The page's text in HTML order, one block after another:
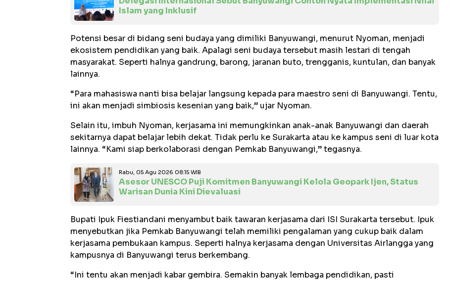
Islam yang Inklusif
Potensi besar di bidang seni budaya yang dimiliki Banyuwangi, menurut Nyoman, menjadi
ekosistem pendidikan yang baik. Apalagi seni budaya tersebut masih lestari di tengah
masyarakat. Seperti halnya gandrung, barong, jaranan buto, trengganis, kuntulan, dan banyak
lainnya.
“Para mahasiswa nanti bisa belajar langsung kepada para maestro seni di Banyuwangi. Tentu,
ini akan menjadi simbiosis kesenian yang baik,” ujar Nyoman.
Selain itu, imbuh Nyoman, kerjasama ini memungkinkan anak-anak Banyuwangi dan daerah
sekitarnya dapat belajar lebih dekat. Tidak perlu ke Surakarta atau ke kampus seni di luar kota
lainnya. “Kami siap berkolaborasi dengan Pemkab Banyuwangi,” tegasnya.
Rabu, 05 Agu 2026 08:15 WIB
Asesor UNESCO Puji Komitmen Banyuwangi Kelola Geopark Ijen, Status
Warisan Dunia Kini Dievaluasi
Bupati Ipuk Fiestiandani menyambut baik tawaran kerjasama dari ISI Surakarta tersebut. Ipuk
menyebutkan jika Pemkab Banyuwangi telah memiliki pengalaman yang cukup baik dalam
kerjasama pembukaan kampus. Seperti halnya kerjasama dengan Universitas Airlangga yang
kampusnya di Banyuwangi terus berkembang.
“Ini tentu akan menjadi kabar gembira. Semakin banyak lembaga pendidikan, pasti